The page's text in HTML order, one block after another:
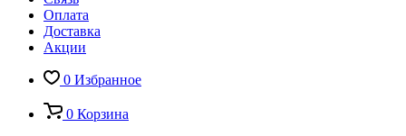
Оплата
Доставка
Акции
0 Избранное
0 Корзина